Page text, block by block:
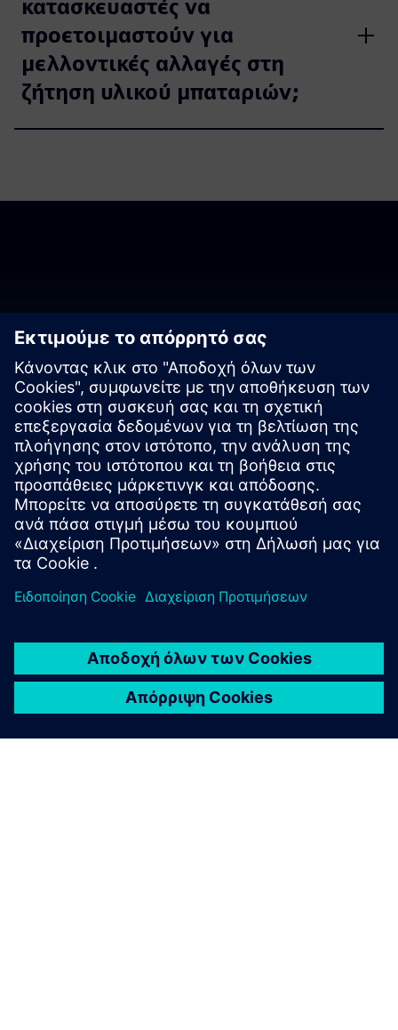
κατασκευαστές να
προετοιμαστούν για
μελλοντικές αλλαγές στη
ζήτηση υλικού μπαταριών;
Ελάτε σε επαφή με τους
ειδικούς μας
Contact us